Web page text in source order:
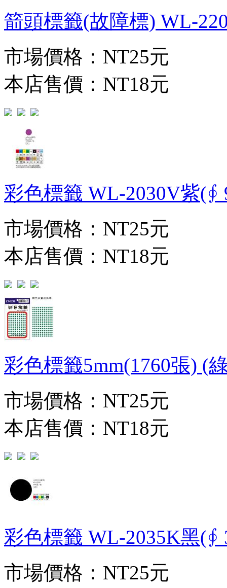
箭頭標籤(故障標) WL-
市場價格： NT25元
本店售價： NT18元
彩色標籤 WL-2030V紫(∮
市場價格： NT25元
本店售價： NT18元
彩色標籤5mm(1760張) (
市場價格： NT25元
本店售價： NT18元
彩色標籤 WL-2035K黑(∮
市場價格： NT25元